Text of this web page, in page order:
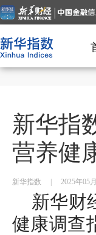
新华指
营养健
新华指数 2025年05
新华财
健康调查